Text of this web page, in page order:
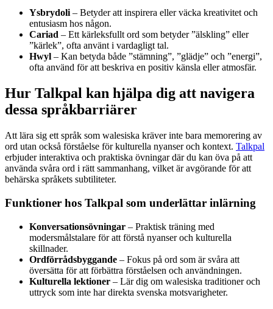
Ysbrydoli – Betyder att inspirera eller väcka kreativitet och
entusiasm hos någon.
Cariad – Ett kärleksfullt ord som betyder ”älskling” eller
”kärlek”, ofta använt i vardagligt tal.
Hwyl – Kan betyda både ”stämning”, ”glädje” och ”energi”,
ofta använd för att beskriva en positiv känsla eller atmosfär.
Hur Talkpal kan hjälpa dig att navigera
dessa språkbarriärer
Att lära sig ett språk som walesiska kräver inte bara memorering av
ord utan också förståelse för kulturella nyanser och kontext. Talkpal
erbjuder interaktiva och praktiska övningar där du kan öva på att
använda svåra ord i rätt sammanhang, vilket är avgörande för att
behärska språkets subtiliteter.
Funktioner hos Talkpal som underlättar inlärning
Konversationsövningar – Praktisk träning med
modersmålstalare för att förstå nyanser och kulturella
skillnader.
Ordförrådsbyggande – Fokus på ord som är svåra att
översätta för att förbättra förståelsen och användningen.
Kulturella lektioner – Lär dig om walesiska traditioner och
uttryck som inte har direkta svenska motsvarigheter.